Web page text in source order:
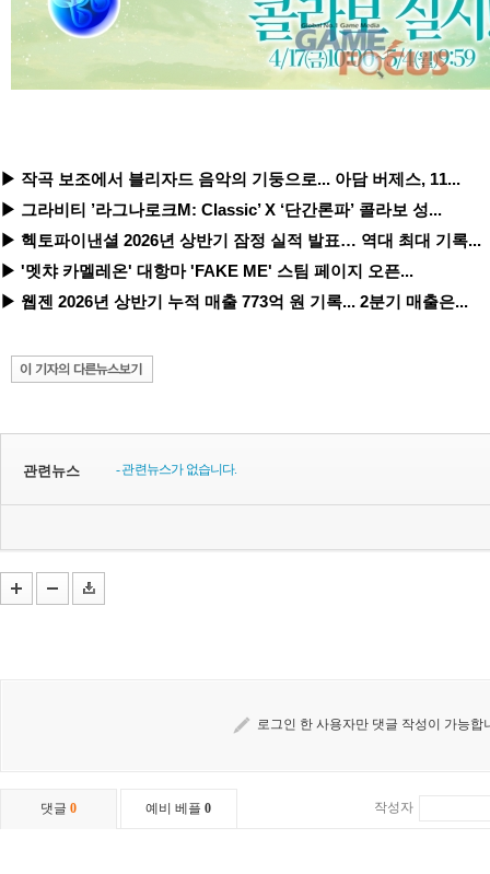
▶ 작곡 보조에서 블리자드 음악의 기둥으로... 아담 버제스, 11...
▶ 그라비티 ’라그나로크M: Classic’ X ‘단간론파’ 콜라보 성...
▶ 헥토파이낸셜 2026년 상반기 잠정 실적 발표… 역대 최대 기록...
▶ '멧챠 카멜레온' 대항마 'FAKE ME' 스팀 페이지 오픈...
▶ 웹젠 2026년 상반기 누적 매출 773억 원 기록... 2분기 매출은...
관련뉴스 - 관련뉴스가 없습니다.